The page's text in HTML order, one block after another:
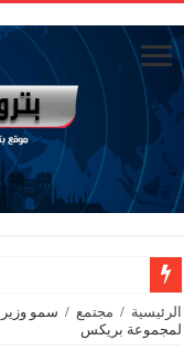
الاستغناء عن ثلاث موظفين
الرئيسية / مجتمع / سمو وزير
لمجموعة بريكس